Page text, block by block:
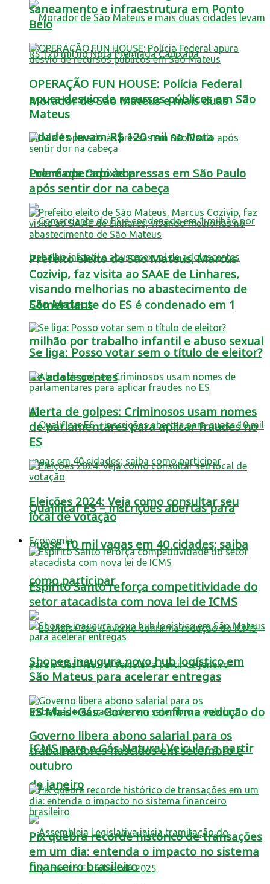
Morador de São Mateus e mais duas
cidades levam R$ 120 mil no Nota
Premiada Capixaba
Comerciante do ES é condenado em 1
milhão por trabalho infantil e abuso sexual
de adolescentes
Qualificar ES – inscrições abertas para
quase 10 mil vagas em 40 cidades; saiba
como participar
ES Mais+Gás: Governo confirma redução do
ICMS para o Gás Natural Veicular a partir
de janeiro
saneamento e infraestrutura em Ponto
Belo
OPERAÇÃO FUN HOUSE: Polícia Federal
apura desvio de recursos públicos em São
Mateus
Lula é operado às pressas em São Paulo
após sentir dor na cabeça
Prefeito eleito de São Mateus, Marcus
Cozivip, faz visita ao SAAE de Linhares,
visando melhorias no abastecimento de
São Mateus
Se liga: Posso votar sem o título de eleitor?
Alerta de golpes: Criminosos usam nomes
de parlamentares para aplicar fraudes no
ES
Eleições 2024: Veja como consultar seu
local de votação
Economia
Espírito Santo reforça competitividade do
setor atacadista com nova lei de ICMS
Shopee inaugura novo hub logístico em
São Mateus para acelerar entregas
Governo libera abono salarial para os
trabalhadores nascidos em setembro e
outubro
Pix quebra recorde histórico de transações
em um dia: entenda o impacto no sistema
financeiro brasileiro